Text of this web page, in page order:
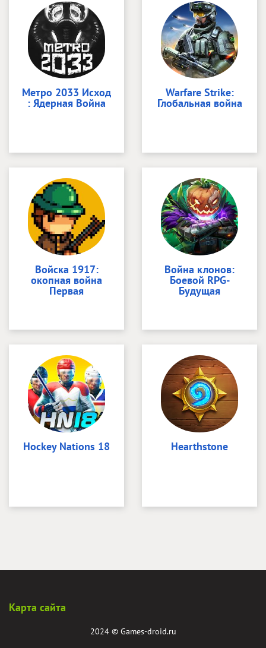
Метро 2033 Исход
: Ядерная Война
Warfare Strike:
Глобальная война
Войска 1917:
окопная война
Первая
Война клонов:
Боевой RPG-
Будущая
Hockey Nations 18 Hearthstone
Карта сайта
2024 © Games-droid.ru